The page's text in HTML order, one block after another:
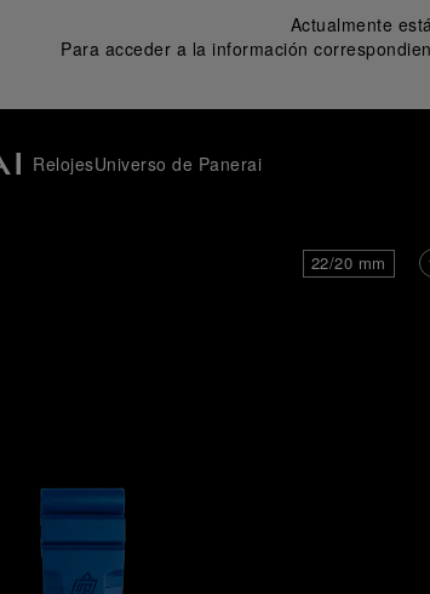
Actualmente
Para acceder a la información
RelojesUniverso de Panerai
22/20 mm